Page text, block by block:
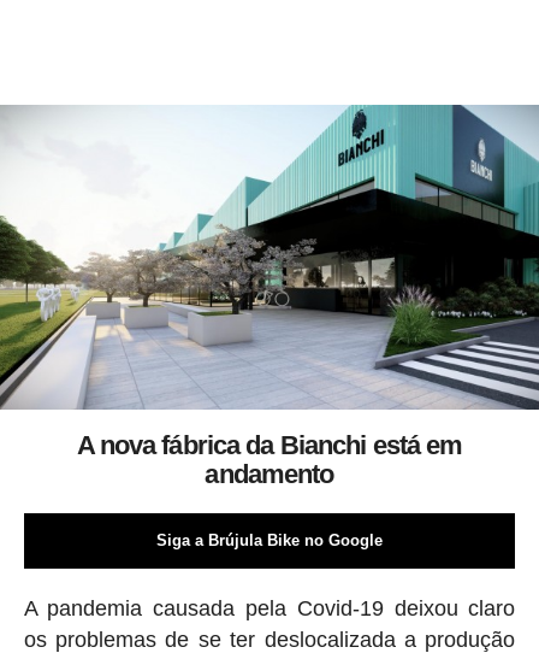
A nova fábrica da Bianchi está em
andamento
Siga a Brújula Bike no Google
A pandemia causada pela Covid-19 deixou claro
os problemas de se ter deslocalizada a produção